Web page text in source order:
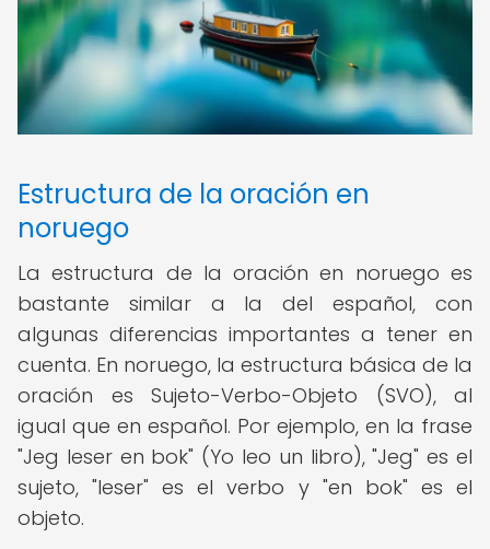
Estructura de la oración en
noruego
La estructura de la oración en noruego es
bastante similar a la del español, con
algunas diferencias importantes a tener en
cuenta. En noruego, la estructura básica de la
oración es Sujeto-Verbo-Objeto (SVO), al
igual que en español. Por ejemplo, en la frase
"Jeg leser en bok" (Yo leo un libro), "Jeg" es el
sujeto, "leser" es el verbo y "en bok" es el
objeto.